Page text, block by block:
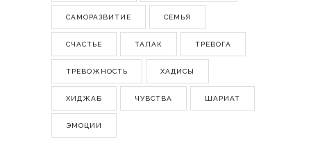
САМОРАЗВИТИЕ СЕМЬЯ
СЧАСТЬЕ ТАЛАК ТРЕВОГА
ТРЕВОЖНОСТЬ ХАДИСЫ
ХИДЖАБ ЧУВСТВА ШАРИАТ
ЭМОЦИИ